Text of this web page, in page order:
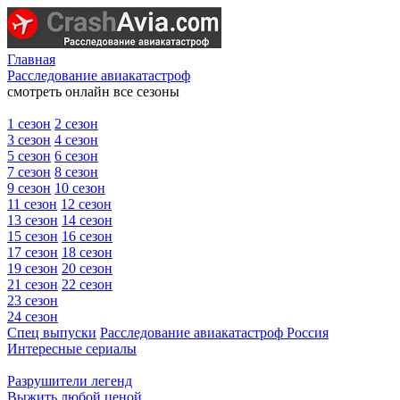
Главная
Расследование авиакатастроф
смотреть онлайн все сезоны
1 сезон 2 сезон
3 сезон 4 сезон
5 сезон 6 сезон
7 сезон 8 сезон
9 сезон 10 сезон
11 сезон 12 сезон
13 сезон 14 сезон
15 сезон 16 сезон
17 сезон 18 сезон
19 сезон 20 сезон
21 сезон 22 сезон
23 сезон
24 сезон
Спец выпуски Расследование авиакатастроф Россия
Интересные сериалы
Разрушители легенд
Выжить любой ценой